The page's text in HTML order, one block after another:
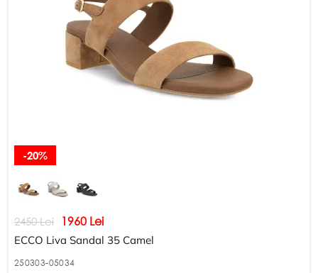
-20%
2450 Lei 1960 Lei
ECCO Liva Sandal 35 Camel
250303-05034